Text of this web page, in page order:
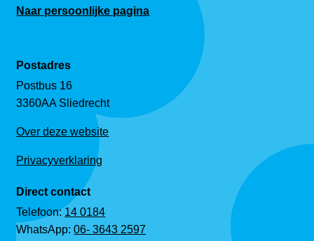
Naar persoonlijke pagina
Postadres
Postbus 16
3360AA Sliedrecht
Over deze website
Privacyverklaring
Direct contact
Telefoon:14 0184
WhatsApp:06- 3643 2597